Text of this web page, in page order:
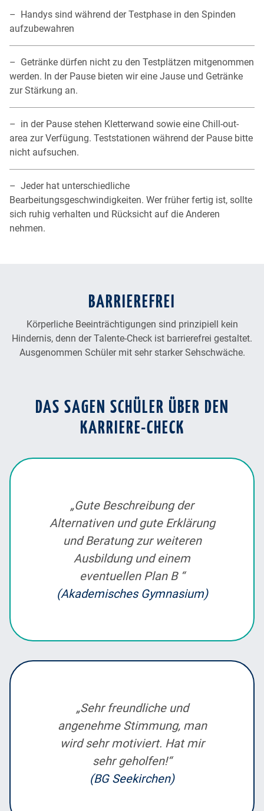
– Handys sind während der Testphase in den Spinden
aufzubewahren
– Getränke dürfen nicht zu den Testplätzen mitgenommen
werden. In der Pause bieten wir eine Jause und Getränke
zur Stärkung an.
– in der Pause stehen Kletterwand sowie eine Chill-out-
area zur Verfügung. Teststationen während der Pause bitte
nicht aufsuchen.
– Jeder hat unterschiedliche
Bearbeitungsgeschwindigkeiten. Wer früher fertig ist, sollte
sich ruhig verhalten und Rücksicht auf die Anderen
nehmen.
BARRIEREFREI
Körperliche Beeinträchtigungen sind prinzipiell kein
Hindernis, denn der Talente-Check ist barrierefrei gestaltet.
Ausgenommen Schüler mit sehr starker Sehschwäche.
DAS SAGEN SCHÜLER ÜBER DEN
KARRIERE-CHECK
„Gute Beschreibung der
Alternativen und gute Erklärung
und Beratung zur weiteren
Ausbildung und einem
eventuellen Plan B “
(Akademisches Gymnasium)
„Sehr freundliche und
angenehme Stimmung, man
wird sehr motiviert. Hat mir
sehr geholfen!“
(BG Seekirchen)